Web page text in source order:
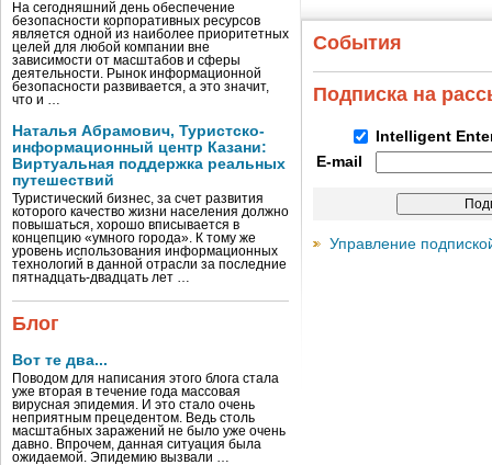
На сегодняшний день обеспечение
безопасности корпоративных ресурсов
является одной из наиболее приоритетных
целей для любой компании вне
зависимости от масштабов и сферы
деятельности. Рынок информационной
безопасности развивается, а это значит,
что и …
Наталья Абрамович, Туристско-
информационный центр Казани:
Виртуальная поддержка реальных
путешествий
Туристический бизнес, за счет развития
которого качество жизни населения должно
повышаться, хорошо вписывается в
концепцию «умного города». К тому же
уровень использования информационных
технологий в данной отрасли за последние
пятнадцать-двадцать лет …
Блог
Вот те два...
Поводом для написания этого блога стала
уже вторая в течение года массовая
вирусная эпидемия. И это стало очень
неприятным прецедентом. Ведь столь
масштабных заражений не было уже очень
давно. Впрочем, данная ситуация была
ожидаемой. Эпидемию вызвали …
События
Подписка на
Intelligent
E-mail
Управление